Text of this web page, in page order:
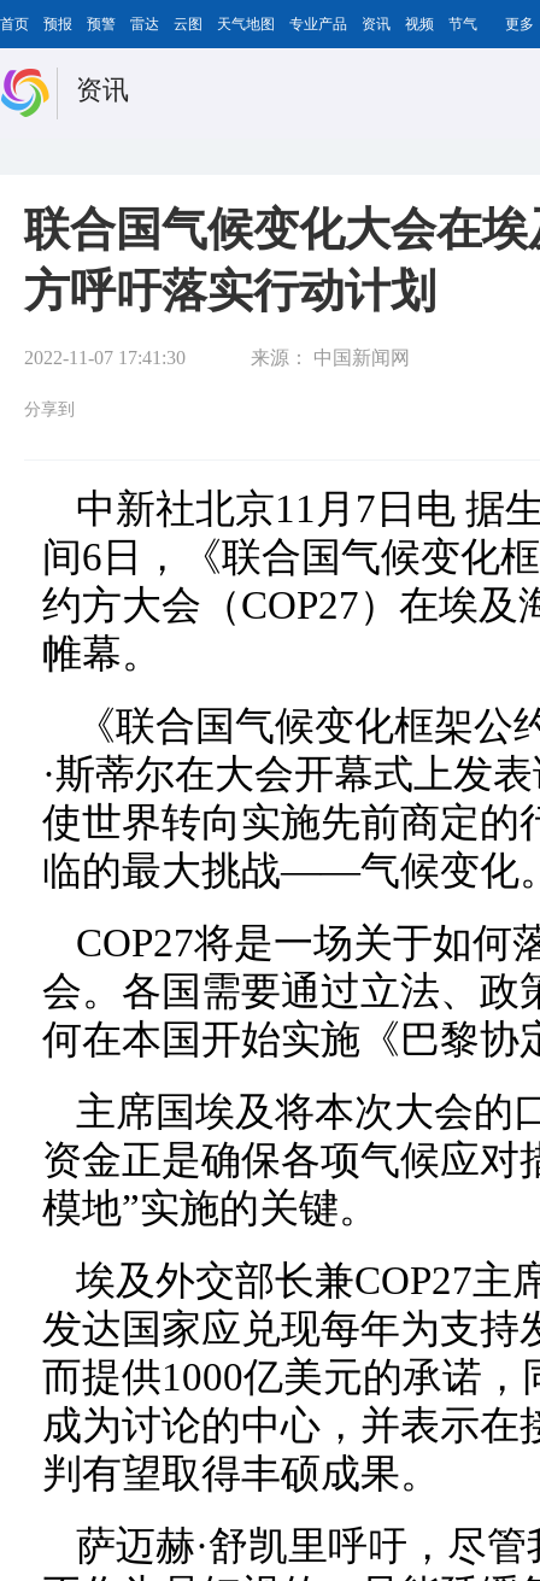
首页 预报 预警 雷达 云图 天气地图 专业产品 资讯 视频 节气 更多
资讯
联合国气候变化大会在
方呼吁落实行动计划
2022-11-07 17:41:30 来源： 中国新闻网
分享到
中新社北京11月7日电 据
间6日，《联合国气候变化
约方大会（COP27）在埃
帷幕。
《联合国气候变化框架
·斯蒂尔在大会开幕式上发
使世界转向实施先前商定的
临的最大挑战——气候变化
COP27将是一场关于如何
会。各国需要通过立法、政
何在本国开始实施《巴黎协
主席国埃及将本次大会的
资金正是确保各项气候应对
模地”实施的关键。
埃及外交部长兼COP27主
发达国家应兑现每年为支持
而提供1000亿美元的承诺
成为讨论的中心，并表示在
判有望取得丰硕成果。
萨迈赫·舒凯里呼吁，尽